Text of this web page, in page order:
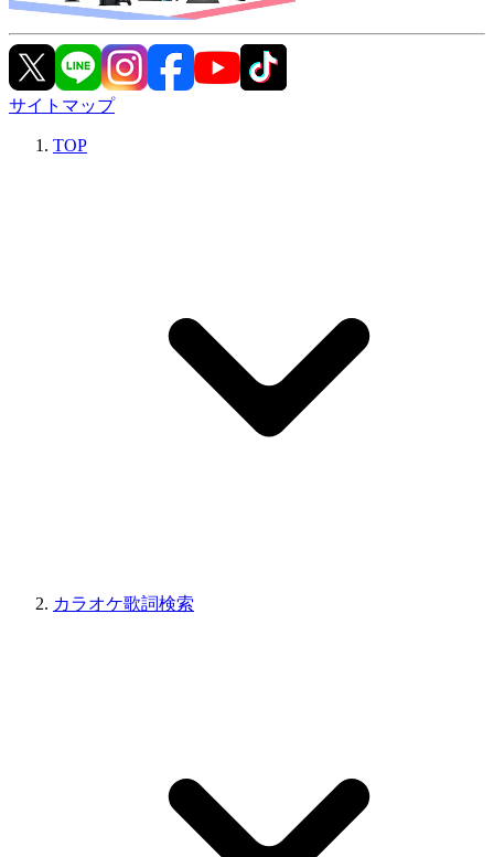
サイトマップ
TOP
カラオケ歌詞検索